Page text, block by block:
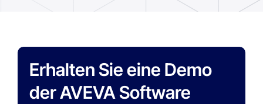
Erhalten Sie eine Demo
der AVEVA Software